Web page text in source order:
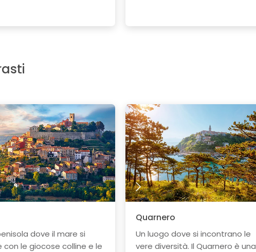
dove il mare si
con le giocose colline e le
Quarnero
Un luogo dove si incontrano le
vere diversità. Il Quarnero è una